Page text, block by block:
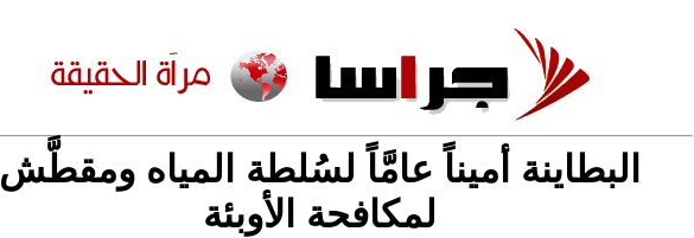
البطاينة أميناً عامَّاً لسُلطة المياه ومقطَّش
لمكافحة الأوبئة